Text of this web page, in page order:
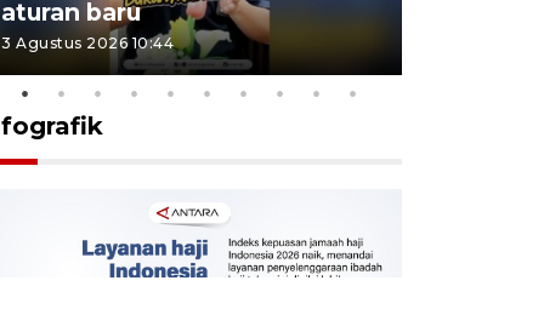
aturan baru
3 Agustus 2026 10:44